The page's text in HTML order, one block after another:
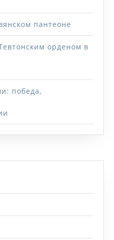
пантеоне
орденом в
победа,